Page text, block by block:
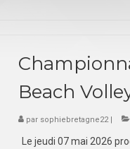
Beach
par sophiebretagne22|
Le jeudi 07 mai 2026